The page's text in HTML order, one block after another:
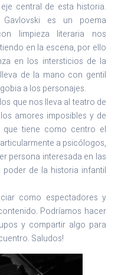
central de esta historia.
es un poema
limpieza literaria nos
en la escena, por ello
en los intersticios de la
de la mano con gentil
a los personajes.
que nos lleva al teatro de
amores imposibles y de
tiene como centro el
a psicólogos,
persona interesada en las
de la historia infantil
como espectadores y
Podríamos hacer
y compartir algo para
Saludos!